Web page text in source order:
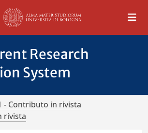
Research
System
- Contributo in rivista
rivista